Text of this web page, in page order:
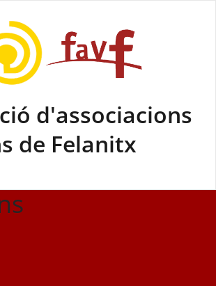
d'associacions
de Felanitx